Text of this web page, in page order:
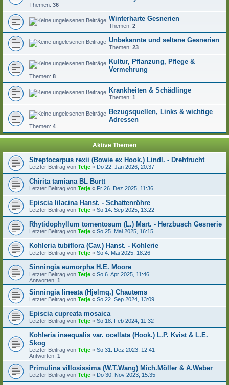
Themen: 36
Winterharte Gesnerien
Themen: 2
Unbekannte und seltene Gesnerien
Themen: 23
Kultur, Pflanzung, Pflege &
Vermehrung
Themen: 8
Krankheiten & Schädlinge
Themen: 1
Bezugsquellen, Links & wichtige
Adressen
Themen: 4
Aktive Themen
Streptocarpus rexii (Bowie ex Hook.) Lindl. - Drehfrucht
Letzter Beitrag von Tetje « Do 22. Jan 2026, 20:37
Chirita tamiana BL Burtt
Letzter Beitrag von Tetje « Fr 26. Dez 2025, 11:36
Episcia lilacina Hanst. - Schattenröhre
Letzter Beitrag von Tetje « So 14. Sep 2025, 13:22
Rhytidophyllum tomentosum (L.) Mart. - Herzbusch Gesnerie
Letzter Beitrag von Tetje « So 25. Mai 2025, 16:15
Kohleria tubiflora (Cav.) Hanst. - Kohlerie
Letzter Beitrag von Tetje « So 4. Mai 2025, 18:26
Sinningia eumorpha H.E. Moore
Letzter Beitrag von Tetje « So 6. Apr 2025, 11:46
Antworten: 1
Sinningia lineata (Hjelmq.) Chautems
Letzter Beitrag von Tetje « So 22. Sep 2024, 13:09
Episcia cupreata mosaica
Letzter Beitrag von Tetje « So 18. Feb 2024, 11:32
Kohleria inaequalis var. ocellata (Hook.) L.P. Kvist & L.E.
Skog
Letzter Beitrag von Tetje « So 31. Dez 2023, 12:41
Antworten: 1
Primulina villosissima (W.T.Wang) Mich.Möller & A.Weber
Letzter Beitrag von Tetje « Do 30. Nov 2023, 15:35